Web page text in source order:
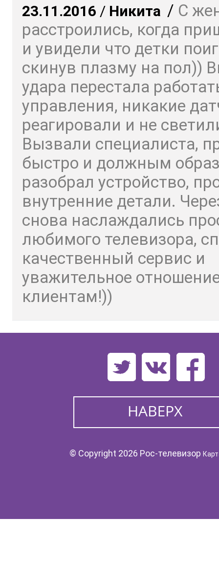
23.11.2016 / Никита / С
расстроились, когда
и увидели что детки
скинув плазму на пол))
удара перестала
управления, никакие
реагировали и не
Вызвали специалиста,
быстро и должным
разобрал устройство,
внутренние детали.
снова наслаждались
любимого телевизора,
качественный сервис и
уважительное
клиентам!))
© Copyright 2026 Рос-телевизор